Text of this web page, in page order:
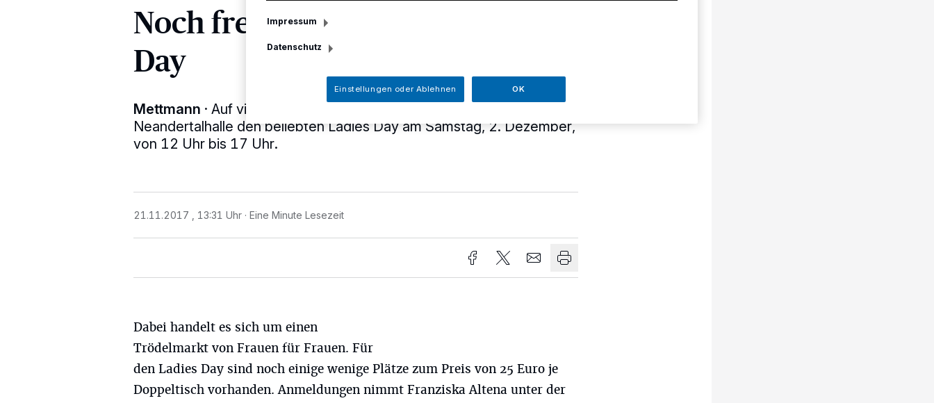
Noch freie Plätze für den Ladies
Day
Mettmann · Auf vielfachen Wunsch wiederholt das Team der
Neandertalhalle den beliebten Ladies Day am Samstag, 2. Dezember,
von 12 Uhr bis 17 Uhr.
21.11.2017 , 13:31 Uhr Eine Minute Lesezeit
Dabei handelt es sich um einen
Trödelmarkt von Frauen für Frauen. Für
den Ladies Day sind noch einige wenige Plätze zum Preis von 25 Euro je
Doppeltisch vorhanden. Anmeldungen nimmt Franziska Altena unter der
Impressum
Datenschutz
Einstellungen oder Ablehnen OK